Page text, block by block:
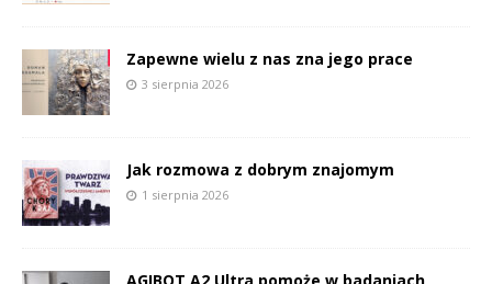
Zapewne wielu z nas zna jego prace
3 sierpnia 2026
Jak rozmowa z dobrym znajomym
1 sierpnia 2026